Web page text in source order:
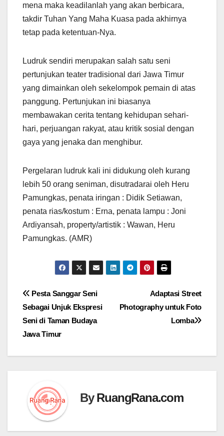
mena maka keadilanlah yang akan berbicara,
takdir Tuhan Yang Maha Kuasa pada akhirnya
tetap pada ketentuan-Nya.
Ludruk sendiri merupakan salah satu seni
pertunjukan teater tradisional dari Jawa Timur
yang dimainkan oleh sekelompok pemain di atas
panggung. Pertunjukan ini biasanya
membawakan cerita tentang kehidupan sehari-
hari, perjuangan rakyat, atau kritik sosial dengan
gaya yang jenaka dan menghibur.
Pergelaran ludruk kali ini didukung oleh kurang
lebih 50 orang seniman, disutradarai oleh Heru
Pamungkas, penata iringan : Didik Setiawan,
penata rias/kostum : Erna, penata lampu : Joni
Ardiyansah, property/artistik : Wawan, Heru
Pamungkas. (AMR)
Navigasi
pos
Adaptasi Street
Photography untuk Foto
Lomba
Pesta Sanggar Seni
Sebagai Unjuk Ekspresi
Seni di Taman Budaya
Jawa Timur
ByRuangRana.com